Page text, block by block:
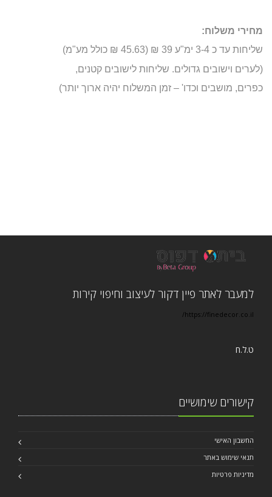
מחירי משלוח:
שליחות עד כ 3-4 ימ"ע 39 ₪ (45.63 ₪ כולל מע"מ)
(לערים וישובים גדולים. שליחות לישובים קטנים,
כפרים, מושבים וכדו' – זמן המשלוח יהיה ארוך יותר)
למעבר לאתר פיין דקור לעיצוב וחיפוי קירות
https://finedecor.co.il/
ט.ל.ח
קישורים שימושיים
החשבון האישי
תנאי שימוש באתר
מדיניות פרטיות